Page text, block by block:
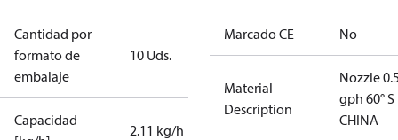
Cantidad por
formato de
embalaje
10 Uds.
Capacidad
2.11 kg/h
Marcado CE No
Material
Description
Nozzle
gph 60° S
CHINA